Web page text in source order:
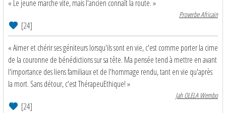
« Le jeune marche vite, mais l'ancien connaît la route. »
Proverbe Africain
[24]
« Aimer et chérir ses géniteurs lorsqu'ils sont en vie, c'est comme porter la cime
de la couronne de bénédictions sur sa tête. Ma pensée tend à mettre en avant
l'importance des liens familiaux et de l'hommage rendu, tant en vie qu'après
la mort. Sans détour, c'est ThérapeuEthique! »
Jah OLELA Wembo
[24]